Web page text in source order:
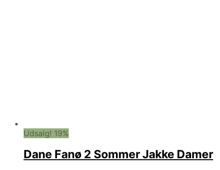
Udsalg! 19%
Dane Fanø 2 Sommer Jakke Damer